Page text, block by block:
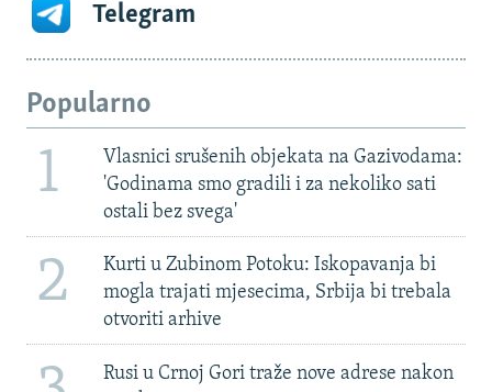
Telegram
Popularno
1
Vlasnici srušenih objekata na Gazivodama:
'Godinama smo gradili i za nekoliko sati
ostali bez svega'
2
Kurti u Zubinom Potoku: Iskopavanja bi
mogla trajati mjesecima, Srbija bi trebala
otvoriti arhive
Rusi u Crnoj Gori traže nove adrese nakon